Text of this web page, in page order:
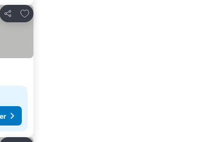
Del
Legg til i favoritter